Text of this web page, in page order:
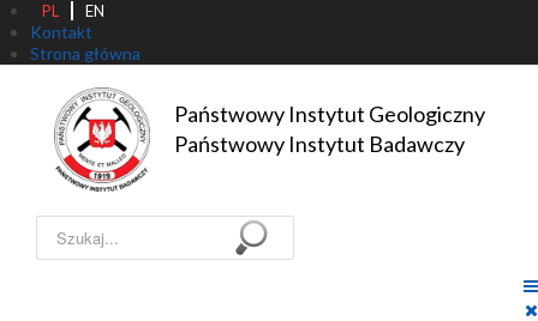
PL EN
Kontakt
Strona główna
Państwowy Instytut Geologiczny
Państwowy Instytut Badawczy
Szukaj...